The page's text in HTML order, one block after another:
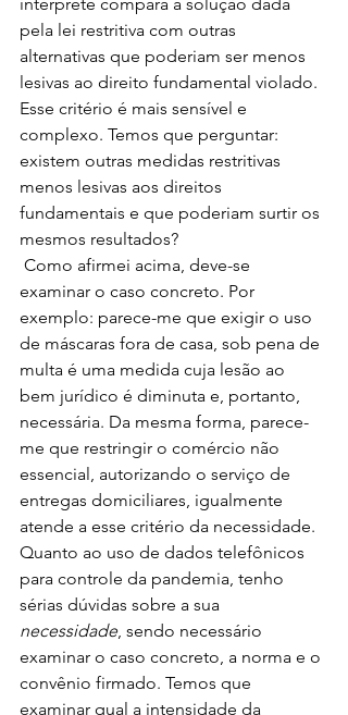
pela lei restritiva com outras
alternativas que poderiam ser menos
lesivas ao direito fundamental violado.
Esse critério é mais sensível e
complexo. Temos que perguntar:
existem outras medidas restritivas
menos lesivas aos direitos
fundamentais e que poderiam surtir os
mesmos resultados?
examinar o caso concreto. Por
exemplo: parece-me que exigir o uso
de máscaras fora de casa, sob pena de
multa é uma medida cuja lesão ao
bem jurídico é diminuta e, portanto,
necessária. Da mesma forma, parece-
me que restringir o comércio não
essencial, autorizando o serviço de
entregas domiciliares, igualmente
atende a esse critério da necessidade.
Quanto ao uso de dados telefônicos
para controle da pandemia, tenho
sérias dúvidas sobre a sua
necessidade, sendo necessário
examinar o caso concreto, a norma e o
convênio firmado. Temos que
examinar qual a intensidade da